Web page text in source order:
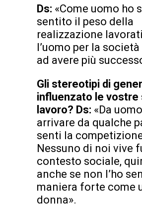
Ds: «Come uomo ho
sentito il peso della
realizzazione
l’uomo per la
ad avere più
Gli stereotipi di
influenzato le vostre
lavoro? Ds: «Da
arrivare da qualche
senti la
Nessuno di noi vive
contesto sociale,
anche se non l’ho
maniera forte come
donna».